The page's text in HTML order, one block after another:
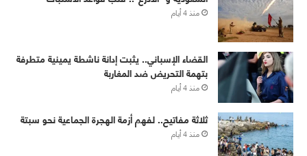
منذ 4 أيام
القضاء الإسباني.. يثبت إدانة ناشطة يمينية متطرفة
بتهمة التحريض ضد المغاربة
منذ 4 أيام
ثلاثة مفاتيح.. لفهم أزمة الهجرة الجماعية نحو سبتة
منذ 4 أيام